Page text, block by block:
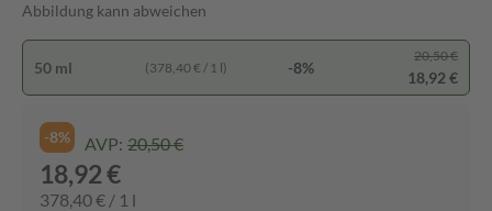
Abbildung kann abweichen
50 ml (378,40 € / 1 l) -8%
20,50 €
18,92 €
-8% AVP: 20,50 €
18,92 €
378,40 € / 1 l